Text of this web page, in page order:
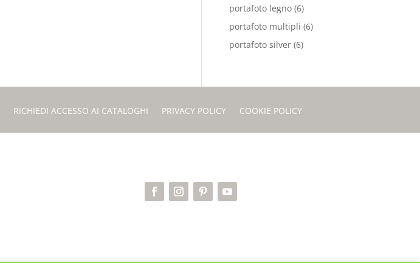
portafoto legno (6)
portafoto multipli (6)
portafoto silver (6)
RICHIEDI ACCESSO AI CATALOGHI PRIVACY POLICY COOKIE POLICY